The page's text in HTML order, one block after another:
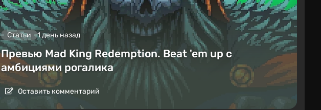
Статьи 1 день назад
Превью Mad King Redemption. Beat 'em up с
амбициями рогалика
Оставить комментарий